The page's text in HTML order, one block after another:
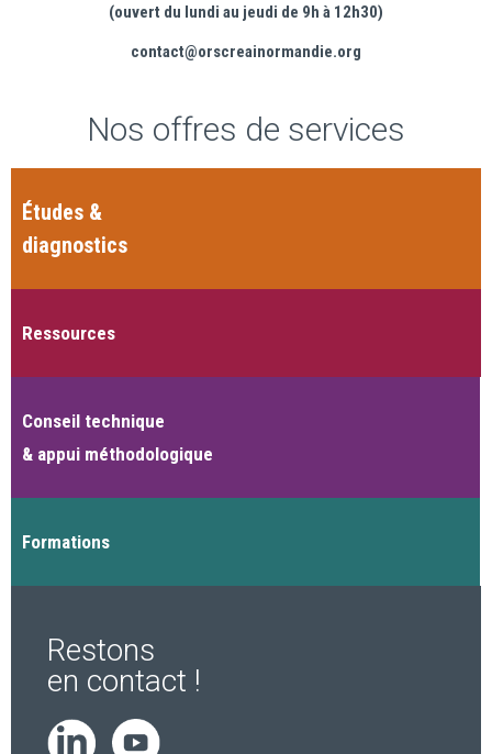
(ouvert du lundi au jeudi de 9h à 12h30)
contact@orscreainormandie.org
Nos offres de services
Études &
diagnostics
Ressources
Conseil technique
& appui méthodologique
Formations
Restons
en contact !